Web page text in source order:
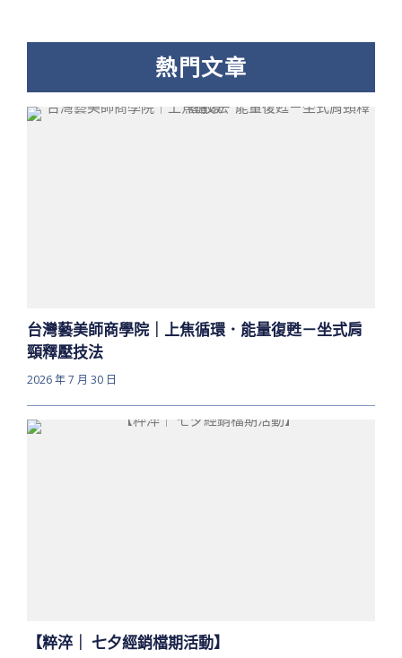
熱門文章
台灣藝美師商學院｜上焦循環．能量復甦－坐式肩
頸釋壓技法
2026 年 7 月 30 日
【粹淬｜ 七夕經銷檔期活動】